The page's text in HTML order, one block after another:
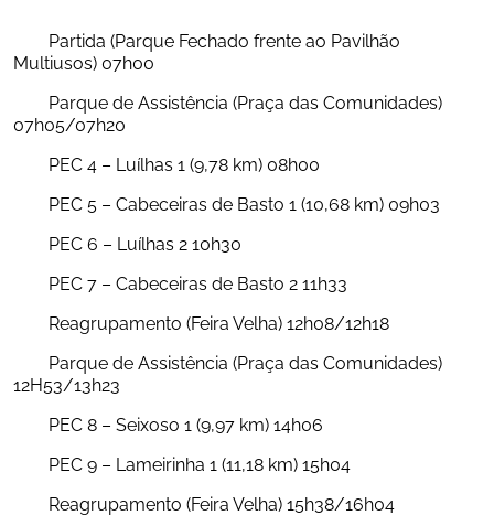
Multiusos) 07h00
07h05/07h20
	PEC 4 – Luílhas 1 (9,78 km) 08h00
	PEC 5 – Cabeceiras de Basto 1 (10,68 km) 09h03
	PEC 6 – Luílhas 2 10h30
	PEC 7 – Cabeceiras de Basto 2 11h33
	Reagrupamento (Feira Velha) 12h08/12h18
12H53/13h23
	PEC 8 – Seixoso 1 (9,97 km) 14h06
	PEC 9 – Lameirinha 1 (11,18 km) 15h04
	Reagrupamento (Feira Velha) 15h38/16h04